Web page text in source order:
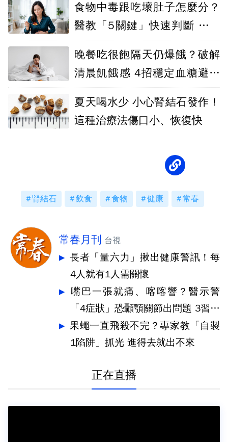
食物中毒跟吃壞肚子怎麼分？
醫教「5關鍵」快速判斷 別急
晚餐吃很飽隔天仍爆餓？破解
清晨飢餓感 4招穩定血糖避免
夏天喝水少 小心腎結石發作！
這種治療法傷口小、恢復快
腎結石 飲食 食物 健康 常春
常春月刊 台視
長者「量六力」揪出健康警訊！每
4人就有1人需關懷
嘴巴一張就痛、喀喀響？醫示警
「4症狀」恐顳顎關節出問題 3習慣
快戒
果蠅一直飛殺不完？專家教「自製
1陷阱」抓光 進得去就出不來
正在直播